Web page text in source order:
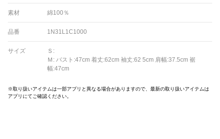
素材 綿100％
品番 1N31L1C1000
サイズ
Ｓ:
Ｍ: バスト:47cm 着丈:62cm 袖丈:62 5cm 肩幅:37.5cm 裾
幅:47cm
※取り扱いアイテムは一部アプリと異なる場合がありますので、最新の取り扱いアイテムは
アプリにてご確認ください。